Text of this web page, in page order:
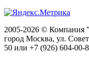
2005-2026 ©
город Москва, ул.
50 или +7 (926) 604-00-